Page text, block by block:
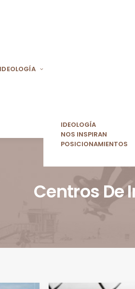
IDEOLOGÍA
IDEOLOGÍA
NOS INSPIRAN
POSICIONAMIENTOS
Centros De